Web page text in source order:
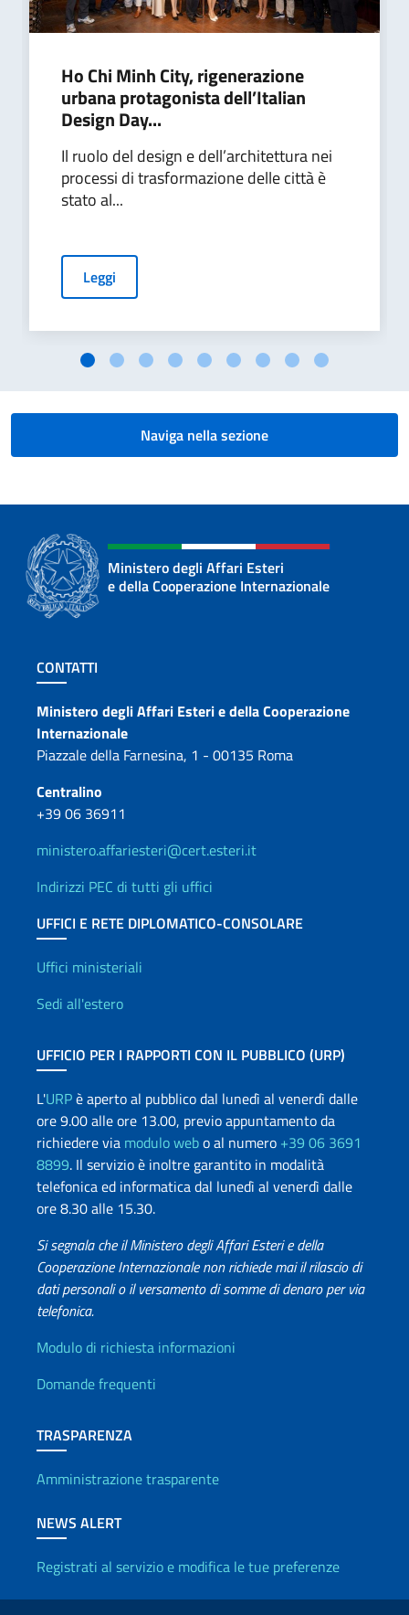
Ho Chi Minh City, rigenerazione
urbana protagonista dell’Italian
Design Day...
Il ruolo del design e dell’architettura nei
processi di trasformazione delle città è
stato al...
Leggi
Naviga nella sezione
Ministero degli Affari Esteri
e della Cooperazione Internazionale
Sezione footer
CONTATTI
Contatti
Ministero degli Affari Esteri e della Cooperazione
Internazionale
Piazzale della Farnesina, 1 - 00135 Roma
Centralino
+39 06 36911
ministero.affariesteri@cert.esteri.it
Indirizzi PEC di tutti gli uffici
UFFICI E RETE DIPLOMATICO-CONSOLARE
Uffici e Rete diplomatica
Uffici ministeriali
Sedi all'estero
UFFICIO PER I RAPPORTI CON IL PUBBLICO (URP)
L'URPè aperto al pubblico dal lunedì al venerdì dalle
ore 9.00 alle ore 13.00, previo appuntamento da
richiedere via modulo webo al numero +39 06 3691
8899. Il servizio è inoltre garantito in modalità
telefonica ed informatica dal lunedì al venerdì dalle
ore 8.30 alle 15.30.
Si segnala che il Ministero degli Affari Esteri e della
Cooperazione Internazionale non richiede mai il rilascio di
dati personali o il versamento di somme di denaro per via
telefonica.
Info utili
Modulo di richiesta informazioni
Domande frequenti
TRASPARENZA
Amministrazione trasparente
NEWS ALERT
Registrati al servizio e modifica le tue preferenze